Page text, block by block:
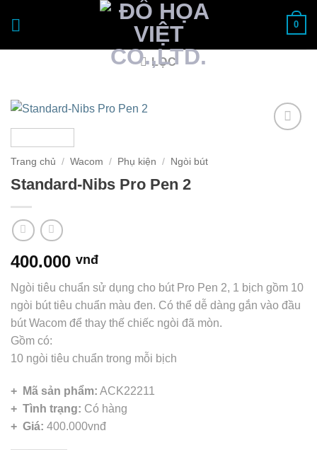
0
LỌC
Trang chủ / Wacom / Phụ kiện / Ngòi bút
Standard-Nibs Pro Pen 2
400.000 vnđ
Ngòi tiêu chuẩn sử dụng cho bút Pro Pen 2, 1 bịch gồm 10
ngòi bút tiêu chuẩn màu đen. Có thể dễ dàng gắn vào đầu
bút Wacom để thay thế chiếc ngòi đã mòn.
Gồm có:
10 ngòi tiêu chuẩn trong mỗi bịch
+ Mã sản phẩm: ACK22211
+ Tình trạng: Có hàng
+ Giá: 400.000vnđ